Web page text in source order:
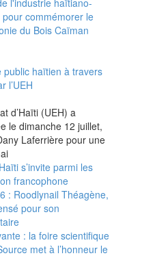
haïtiano-
le
Bois Caïman
à travers
(UEH) a
12 juillet,
pour une
parmi les
Théagène,
son
foire scientifique
à l’honneur le